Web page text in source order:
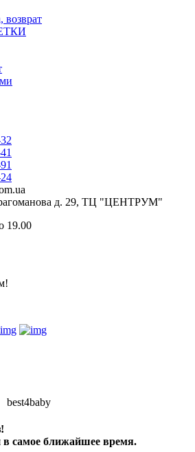
возврат
д. 29, ТЦ "ЦЕНТРУМ"
19.00
самое ближайшее время.